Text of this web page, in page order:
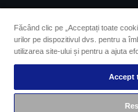
Informaţii
Angajamentul
Făcând clic pe „Acceptați toate
urilor pe dispozitivul dvs. pentru a
utilizarea site-ului și pentru a ajuta
Accept